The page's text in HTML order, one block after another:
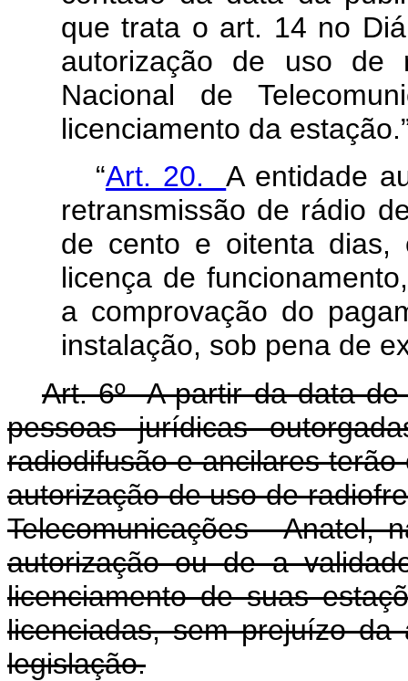
que trata o art. 14 no
autorização de uso de
Nacional de
licenciamento da
“Art. 20.A entidade
retransmissão de rádio
de cento e oitenta dias,
licença de
a comprovação do
instalação, sob pena de
Art. 6º A partir da data
pessoas jurídicas
radiodifusão e ancilares
autorização de uso de
Telecomunicações - Anatel,
autorização ou de a
licenciamento de suas
licenciadas, sem prejuízo da
legislação.